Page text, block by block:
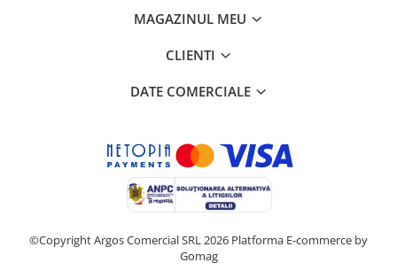
MAGAZINUL MEU
CLIENTI
DATE COMERCIALE
©Copyright Argos Comercial SRL 2026 Platforma E-commerce by
Gomag